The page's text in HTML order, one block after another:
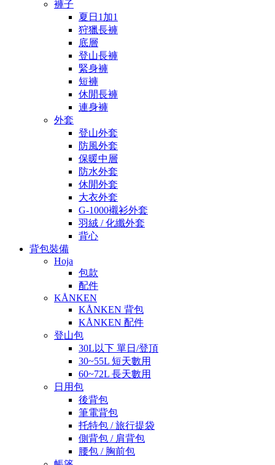
褲子
夏日1加1
狩獵長褲
底層
登山長褲
緊身褲
短褲
休閒長褲
連身褲
外套
登山外套
防風外套
保暖中層
防水外套
休閒外套
大衣外套
G-1000襯衫外套
羽絨 / 化纖外套
背心
背包裝備
Hoja
包款
配件
KÅNKEN
KÅNKEN 背包
KÅNKEN 配件
登山包
30L以下 單日/登頂
30~55L 短天數用
60~72L 長天數用
日用包
後背包
筆電背包
托特包 / 旅行提袋
側背包 / 肩背包
腰包 / 胸前包